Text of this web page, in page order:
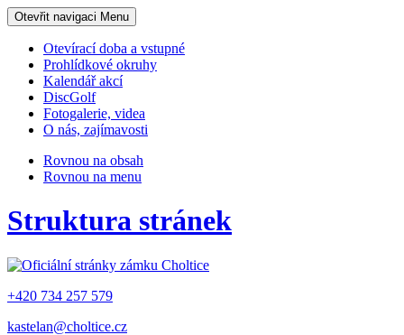
Otevřit navigaci Menu
Otevírací doba a vstupné
Prohlídkové okruhy
Kalendář akcí
DiscGolf
Fotogalerie, videa
O nás, zajímavosti
Rovnou na obsah
Rovnou na menu
Struktura stránek
+420 734 257 579
kastelan@choltice.cz